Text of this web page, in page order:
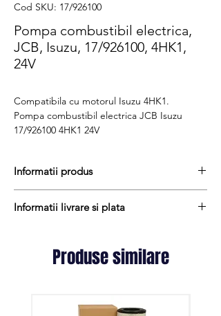
Cod SKU: 17/926100
Pompa combustibil electrica,
JCB, Isuzu, 17/926100, 4HK1,
24V
Compatibila cu motorul Isuzu 4HK1.
Pompa combustibil electrica JCB Isuzu
17/926100 4HK1 24V
Informatii produs
livrare
Cod produs : 17/926100
Informatii livrare si plata
expediate in termen de 1 - 2 zile lucratoare
iar termenul de livrare pentru produsele
Courier. Daca preferati livrarea prin
Produse similare